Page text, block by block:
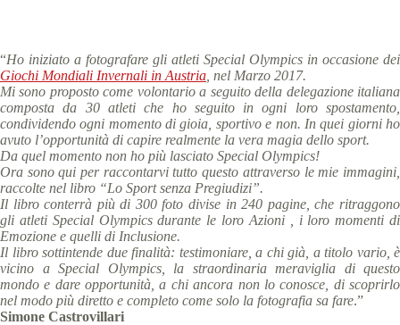
“Ho iniziato a fotografare gli atleti Special Olympics in occasione dei
Giochi Mondiali Invernali in Austria , nel Marzo 2017.
Mi sono proposto come volontario a seguito della delegazione italiana
composta da 30 atleti che ho seguito in ogni loro spostamento,
condividendo ogni momento di gioia, sportivo e non. In quei giorni ho
avuto l’opportunità di capire realmente la vera magia dello sport.
Da quel momento non ho più lasciato Special Olympics!
Ora sono qui per raccontarvi tutto questo attraverso le mie immagini,
raccolte nel libro “Lo Sport senza Pregiudizi”.
Il libro conterrà più di 300 foto divise in 240 pagine, che ritraggono
gli atleti Special Olympics durante le loro Azioni , i loro momenti di
Emozione e quelli di Inclusione.
Il libro sottintende due finalità: testimoniare, a chi già, a titolo vario, è
vicino a Special Olympics, la straordinaria meraviglia di questo
mondo e dare opportunità, a chi ancora non lo conosce, di scoprirlo
nel modo più diretto e completo come solo la fotografia sa fare.”
Simone Castrovillari